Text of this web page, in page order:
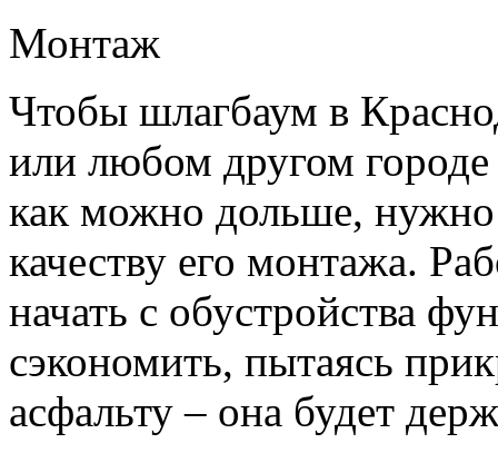
Монтаж
Чтобы шлагбаум в
или любом другом
как можно дольше,
качеству его монтажа.
начать с обустройства
сэкономить, пытаясь
асфальту – она будет